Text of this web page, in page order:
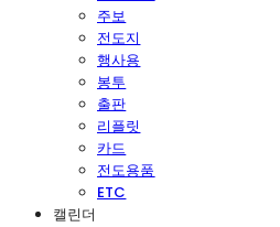
주보
전도지
행사용
봉투
출판
리플릿
카드
전도용품
ETC
캘린더